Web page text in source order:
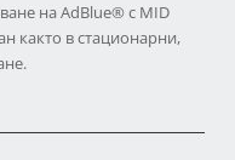
на AdBlue® с MID
както в стационарни,